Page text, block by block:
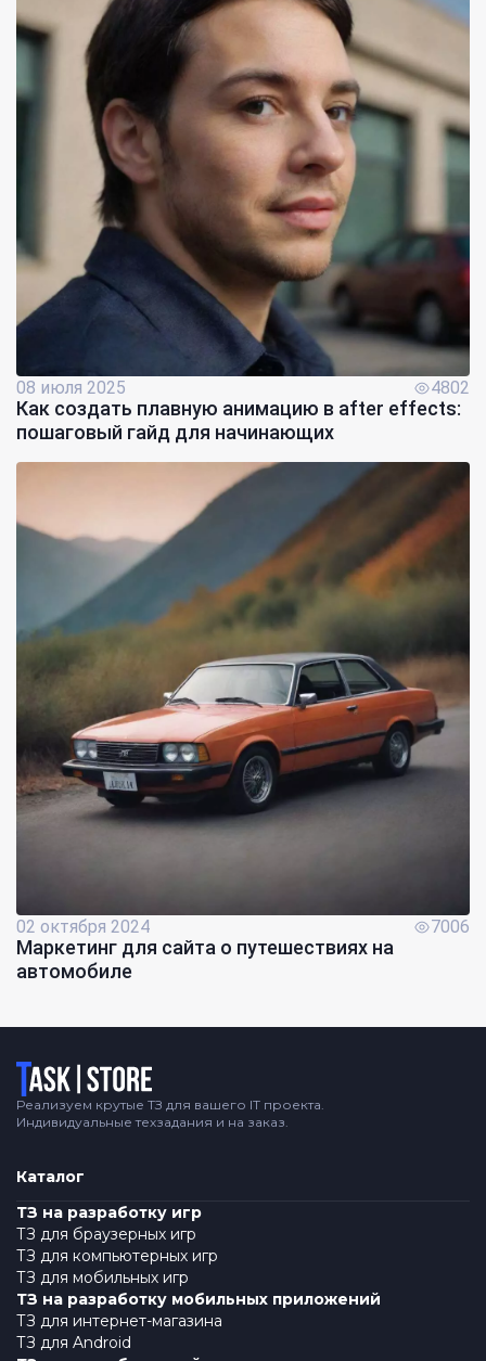
08 июля 2025 4802
Как создать плавную анимацию в after effects:
пошаговый гайд для начинающих
02 октября 2024 7006
Маркетинг для сайта о путешествиях на
автомобиле
Логотип
Реализуем крутые ТЗ для вашего IT проекта.
Индивидуальные техзадания и на заказ.
Каталог
ТЗ на разработку игр
ТЗ для браузерных игр
ТЗ для компьютерных игр
ТЗ для мобильных игр
ТЗ на разработку мобильных приложений
ТЗ для интернет-магазина
ТЗ для Android